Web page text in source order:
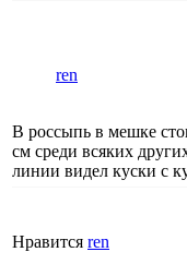
ren
В россыпь в мешке
см среди всяких
линии видел куски с
Нравится ren